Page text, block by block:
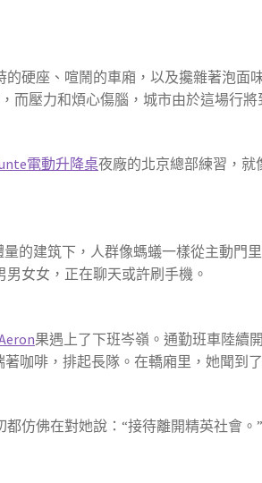
座、喧鬧的車廂，以及攙雜著泡面
壓力和煩心傷腦，城市由於這場行將
電動升降桌夜廠的北京總部練習，就
的建筑下，人群像螞蟻一樣從主動門
女女，正在聊天或許刷手機。
果遇上了下班岑嶺。通勤班車陸續
咖啡，排起長隊。在轎廂里，她聞到
仿佛在對她說：“接待離開精英社會。”